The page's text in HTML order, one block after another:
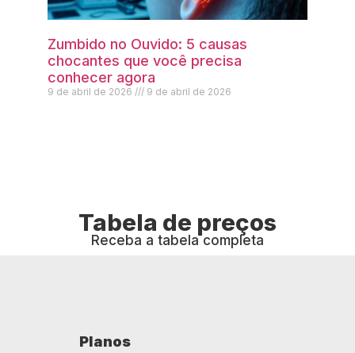
Zumbido no Ouvido: 5 causas
chocantes que você precisa
conhecer agora
9 de abril de 2026 9 de abril de 2026
Tabela de preços
Receba a tabela completa
Planos